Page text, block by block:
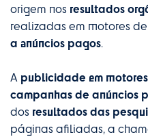
origem nos resultados
realizadas em motores
a anúncios pagos.
A publicidade em
campanhas de anúncios
dos resultados das
páginas afiliadas, a